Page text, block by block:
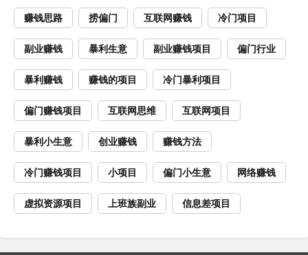
赚钱思路 捞偏门 互联网赚钱 冷门项目
副业赚钱 暴利生意 副业赚钱项目 偏门行业
暴利赚钱 赚钱的项目 冷门暴利项目
偏门赚钱项目 互联网思维 互联网项目
暴利小生意 创业赚钱 赚钱方法
冷门赚钱项目 小项目 偏门小生意 网络赚钱
虚拟资源项目 上班族副业 信息差项目